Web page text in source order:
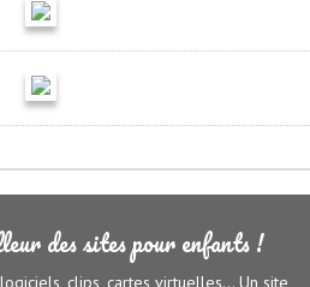
des sites pour enfants !
clips, cartes virtuelles... Un site